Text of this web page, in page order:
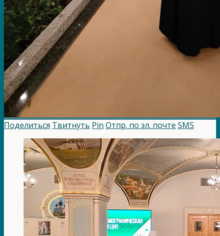
Поделиться Твитнуть Pin Отпр. по эл. почте SMS